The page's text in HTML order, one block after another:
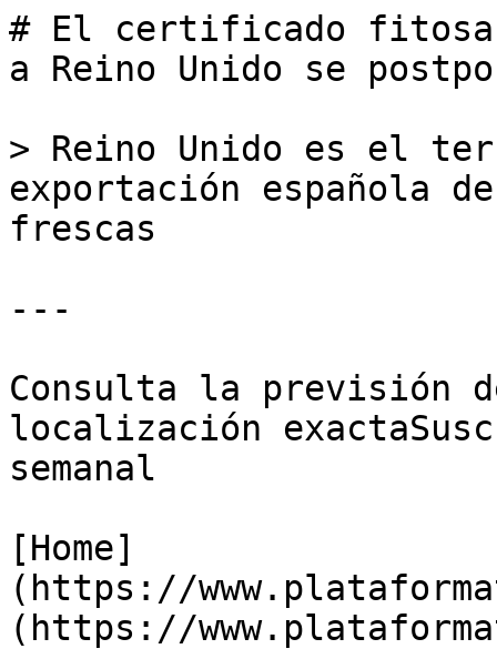
# El certificado
a Reino Unido se
> Reino Unido es el
exportación española
frescas
---
Consulta la previsión
localización
semanal
[Home]
(https://
(https://